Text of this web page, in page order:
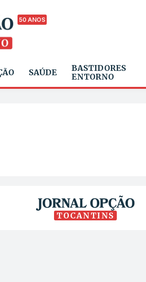
50 ANOS
SAÚDE
BASTIDORES
ENTORNO
TOCANTINS